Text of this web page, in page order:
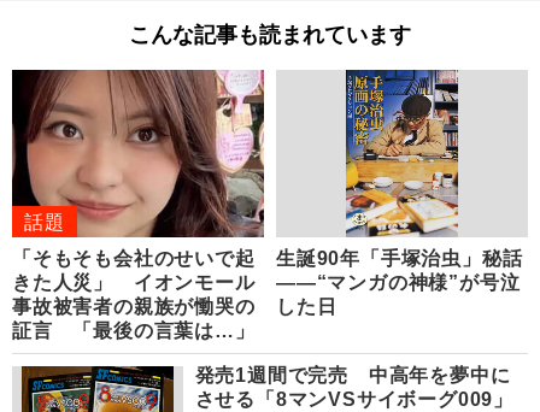
こんな記事も読まれています
話題
「そもそも会社のせいで起
きた人災」 イオンモール
事故被害者の親族が慟哭の
証言 「最後の言葉は…」
生誕90年「手塚治虫」秘話
――“マンガの神様”が号泣
した日
発売1週間で完売 中高年を夢中に
させる「8マンVSサイボーグ009」